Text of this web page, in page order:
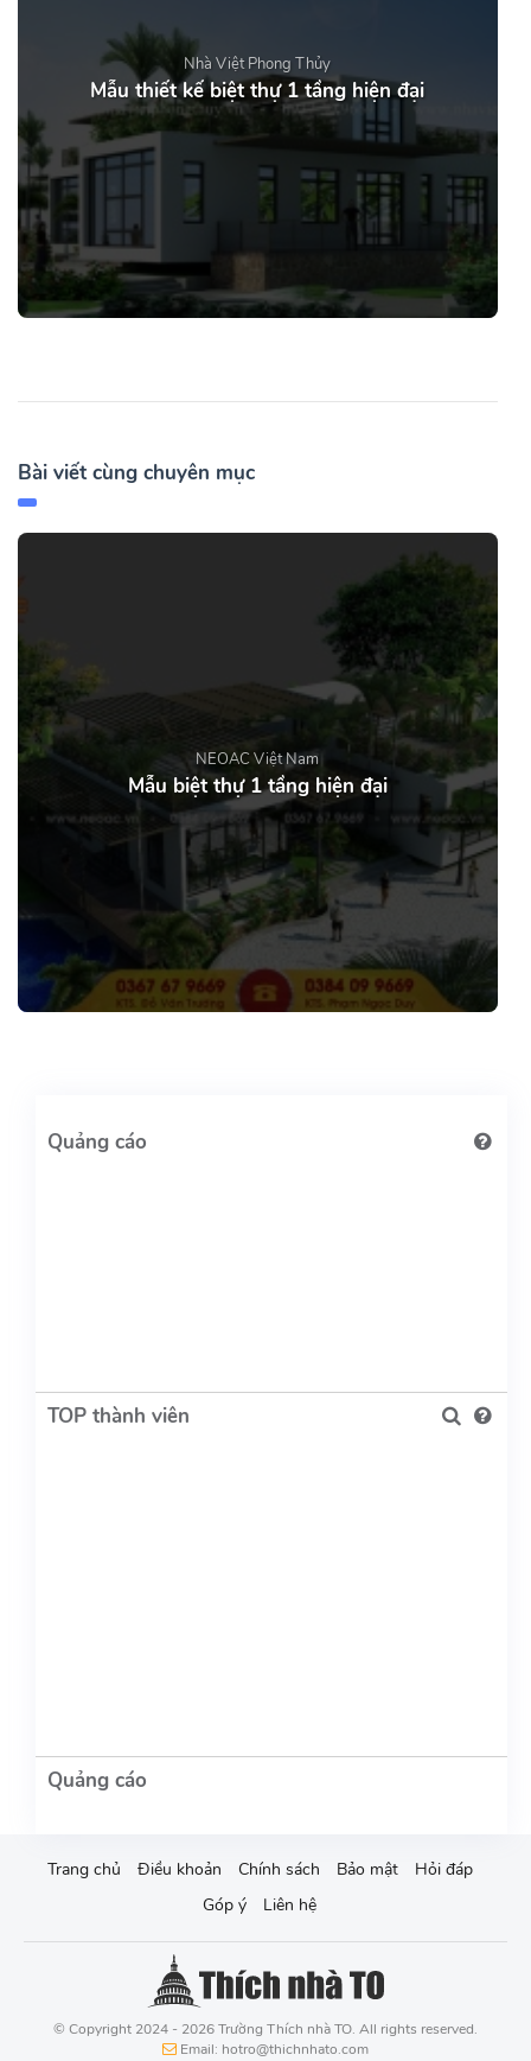
Nhà Việt Phong Thủy
Mẫu thiết kế biệt thự 1 tầng hiện đại
Bài viết cùng chuyên mục
NEOAC Việt Nam
Mẫu biệt thự 1 tầng hiện đại
TOP thành viên
Trang chủ Điều khoản Chính sách Bảo mật
Hỏi đáp
Góp ý
Liên hệ
© Copyright 2024 - 2026 Trường Thích nhà TO. All rights reserved.
Email: hotro@thichnhato.com